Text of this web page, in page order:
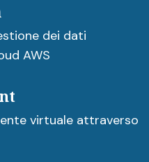
dei dati
AWS
virtuale attraverso